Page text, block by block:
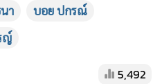
า
บอย ปกรณ์
ญ์
5,492